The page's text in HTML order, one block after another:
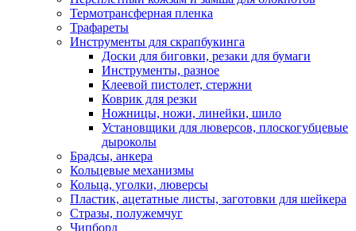
Термотрансферная пленка
Трафареты
Инструменты для скрапбукинга
Доски для биговки, резаки для бумаги
Инструменты, разное
Клеевой пистолет, стержни
Коврик для резки
Ножницы, ножи, линейки, шило
Установщики для люверсов, плоскогубцевые
дыроколы
Брадсы, анкера
Кольцевые механизмы
Кольца, уголки, люверсы
Пластик, ацетатные листы, заготовки для шейкера
Стразы, полужемчуг
Чипборд